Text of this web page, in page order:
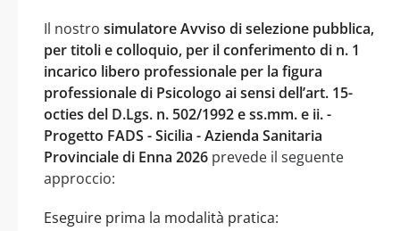
Il nostro simulatore Avviso di selezione pubblica,
per titoli e colloquio, per il conferimento di n. 1
incarico libero professionale per la figura
professionale di Psicologo ai sensi dell’art. 15-
octies del D.Lgs. n. 502/1992 e ss.mm. e ii. -
Progetto FADS - Sicilia - Azienda Sanitaria
Provinciale di Enna 2026 prevede il seguente
approccio:
Eseguire prima la modalità pratica: